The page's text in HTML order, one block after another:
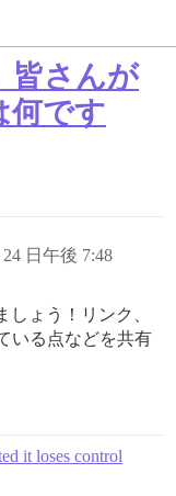
皆さんが
何です
日午後 7:48
しょう！リンク、
いる点などを共有
it loses control